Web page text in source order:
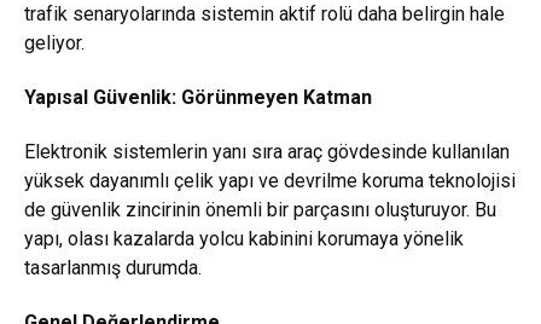
trafik senaryolarında sistemin aktif rolü daha belirgin hale
geliyor.
Yapısal Güvenlik: Görünmeyen Katman
Elektronik sistemlerin yanı sıra araç gövdesinde kullanılan
yüksek dayanımlı çelik yapı ve devrilme koruma teknolojisi
de güvenlik zincirinin önemli bir parçasını oluşturuyor. Bu
yapı, olası kazalarda yolcu kabinini korumaya yönelik
tasarlanmış durumda.